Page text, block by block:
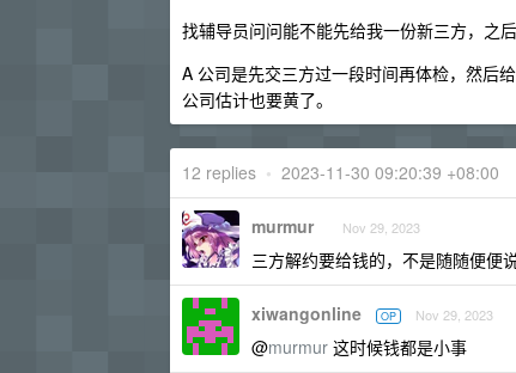
找辅导员问问能不能先给我一份新三方，之
A 公司是先交三方过一段时间再体检，然后
公司估计也要黄了。
12 replies • 2023-11-30 09:20:39 +08:00
murmur Nov 29, 2023
三方解约要给钱的，不是随随便便
xiwangonline OP Nov 29, 2023
@murmur 这时候钱都是小事